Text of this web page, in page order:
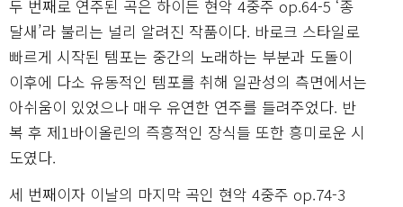
두 번째로 연주된 곡은 하이든 현악 4중주 op.64-5 ‘종
달새’라 불리는 널리 알려진 작품이다. 바로크 스타일로
빠르게 시작된 템포는 중간의 노래하는 부분과 도돌이
이후에 다소 유동적인 템포를 취해 일관성의 측면에서는
아쉬움이 있었으나 매우 유연한 연주를 들려주었다. 반
복 후 제1바이올린의 즉흥적인 장식들 또한 흥미로운 시
도였다.
세 번째이자 이날의 마지막 곡인 현악 4중주 op.74-3